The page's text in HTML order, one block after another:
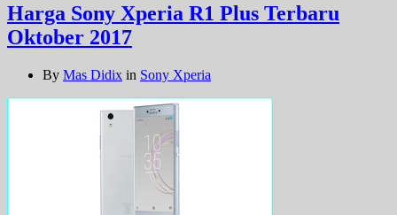
Harga Sony Xperia R1 Plus Terbaru
Oktober 2017
By Mas Didix in Sony Xperia